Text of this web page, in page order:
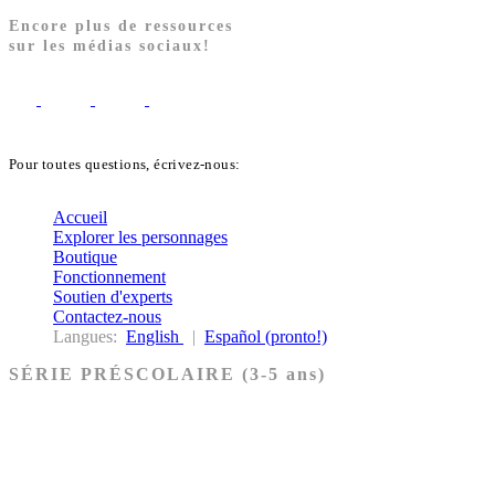
Encore plus de ressources
sur les médias sociaux!
Pour toutes questions, écrivez-nous:
Accueil
Explorer les personnages
Boutique
Fonctionnement
Soutien d'experts
Contactez-nous
Langues: English | Español (pronto!)
SÉRIE PRÉSCOLAIRE (3-5 ans)